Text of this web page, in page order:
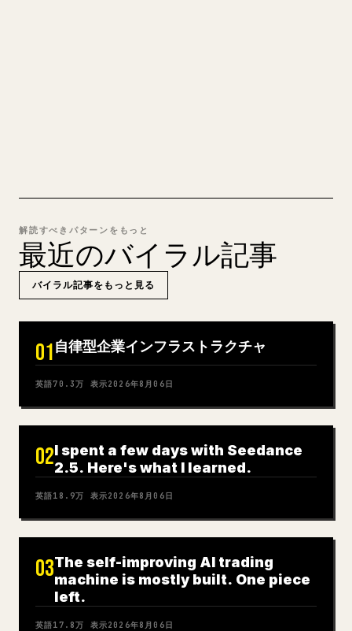
解読すべきパターンをもっと
最近のバイラル記事
バイラル記事をもっと見る
01自律型企業インフラストラクチャ
英語70.3万 表示2026年8月06日
02I spent a few days with Seedance
2.5. Here's what I learned.
英語18.9万 表示2026年8月06日
03The self-improving AI trading
machine is mostly built. One piece
left.
英語17.8万 表示2026年8月06日